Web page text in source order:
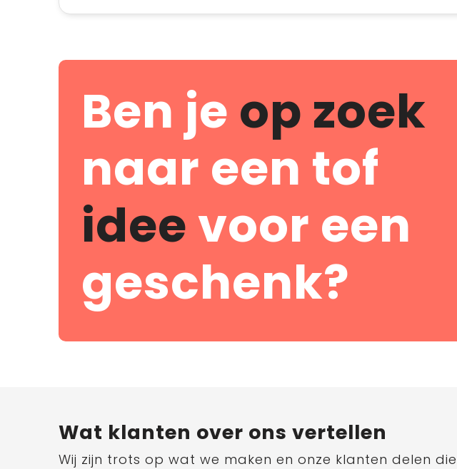
Ben je op zoek
naar een tof
ideevoor een
geschenk?
Wat klanten over ons vertellen
Wij zijn trots op wat we maken en onze klanten delen